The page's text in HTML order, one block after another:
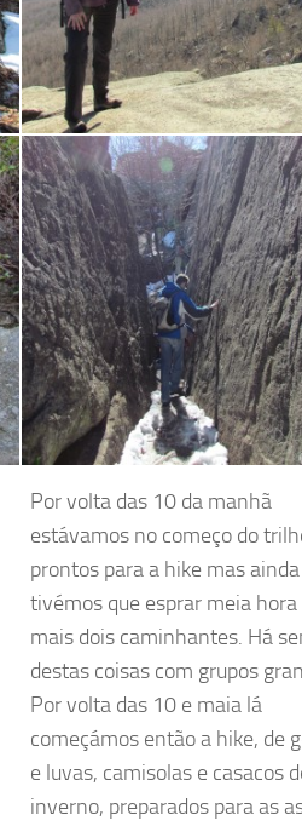
Por volta das 10 da manhã
estávamos no começo do
prontos para a hike mas ainda
tivémos que esprar meia hora
mais dois caminhantes. Há
destas coisas com grupos
Por volta das 10 e maia lá
começámos então a hike, de
e luvas, camisolas e casacos
inverno, preparados para as